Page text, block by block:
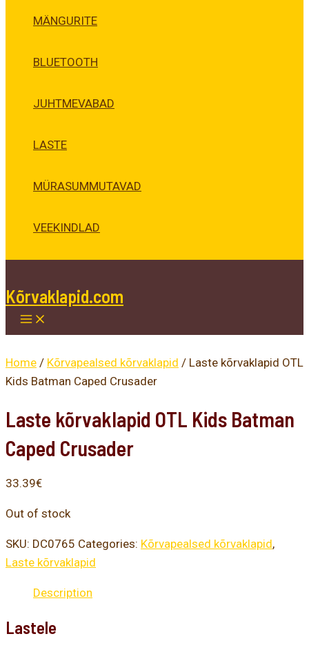
MÄNGURITE
BLUETOOTH
JUHTMEVABAD
LASTE
MÜRASUMMUTAVAD
VEEKINDLAD
Kõrvaklapid.com
Home / Kõrvapealsed kõrvaklapid / Laste kõrvaklapid OTL
Kids Batman Caped Crusader
Laste kõrvaklapid OTL Kids Batman
Caped Crusader
33.39€
Out of stock
SKU: DC0765 Categories: Kõrvapealsed kõrvaklapid,
Laste kõrvaklapid
Description
Lastele